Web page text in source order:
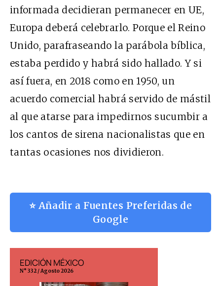
informada decidieran permanecer en UE,
Europa deberá celebrarlo. Porque el Reino
Unido, parafraseando la parábola bíblica,
estaba perdido y habrá sido hallado. Y si
así fuera, en 2018 como en 1950, un
acuerdo comercial habrá servido de mástil
al que atarse para impedirnos sucumbir a
los cantos de sirena nacionalistas que en
tantas ocasiones nos dividieron.
⭐ Añadir a Fuentes Preferidas de
Google
EDICIÓN MÉXICO
N° 332 / Agosto 2026